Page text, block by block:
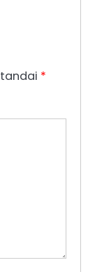
*